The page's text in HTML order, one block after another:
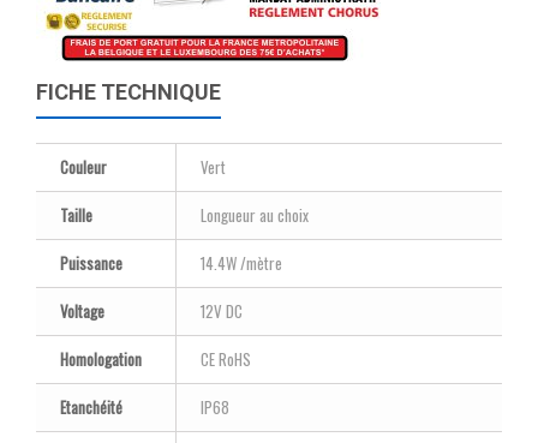
FICHE TECHNIQUE
Couleur
Vert
Taille
Longueur au choix
Puissance
14.4W /mètre
Voltage
12V DC
Homologation
CE RoHS
Etanchéité
IP68